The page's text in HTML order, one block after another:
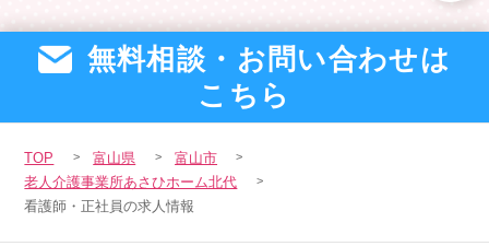
無料相談・お問い合わせは
こちら
TOP 富山県
富山市
老人介護事業所あさひホーム北代
看護師・正社員の求人情報